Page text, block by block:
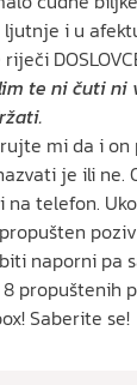
i u
te ni čuti ni
mi da i on
je ili ne.
telefon.
naporni pa
propuštenih
Saberite se!